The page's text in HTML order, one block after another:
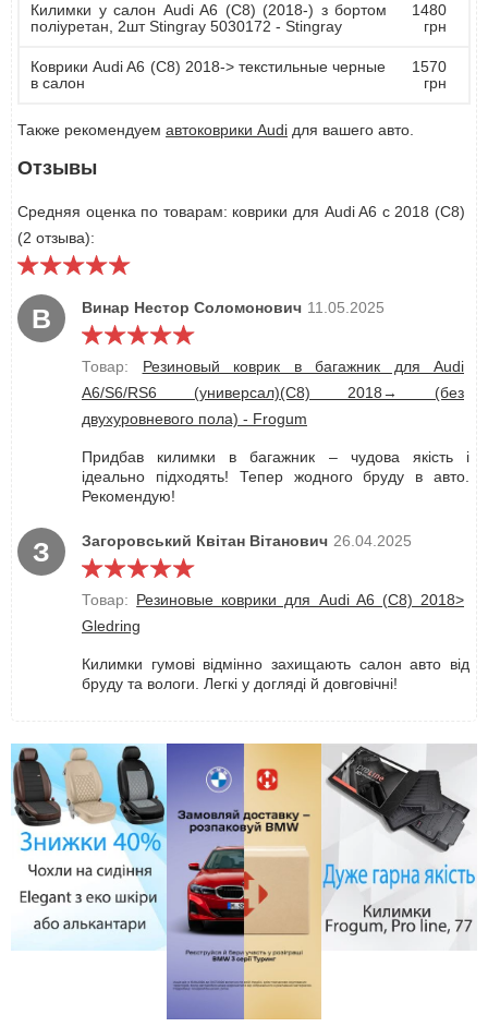
Килимки у салон Audi A6 (C8) (2018-) з бортом
поліуретан, 2шт Stingray 5030172 - Stingray
1480
грн
Коврики Audi A6 (С8) 2018-> текстильные черные
в салон
1570
грн
Также рекомендуем автоковрики Audi для вашего авто.
Отзывы
Средняя оценка по товарам: коврики для Audi A6 с 2018 (С8)
(2 отзыва):
В Винар Нестор Соломонович 11.05.2025
Товар: Резиновый коврик в багажник для Audi
A6/S6/RS6 (универсал)(C8) 2018→ (без
двухуровневого пола) - Frogum
Придбав килимки в багажник – чудова якість і
ідеально підходять! Тепер жодного бруду в авто.
Рекомендую!
З Загоровський Квітан Вітанович 26.04.2025
Товар: Резиновые коврики для Audi A6 (C8) 2018>
Gledring
Килимки гумові відмінно захищають салон авто від
бруду та вологи. Легкі у догляді й довговічні!